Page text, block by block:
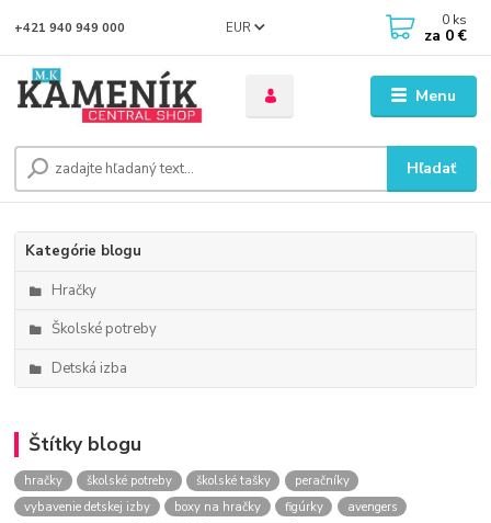
Menu
EUR
Hľadať
+421 940 949 000 0 ks
za 0 €
Kategórie blogu
Hračky
Školské potreby
Detská izba
Štítky blogu
hračky školské potreby školské tašky
peračníky
vybavenie detskej izby
boxy na hračky figúrky
avengers